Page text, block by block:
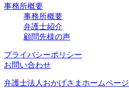
事務所概要
事務所概要
弁護士紹介
顧問先様の声
プライバシーポリシー
お問い合わせ
弁護士法人おかげさまホームページ